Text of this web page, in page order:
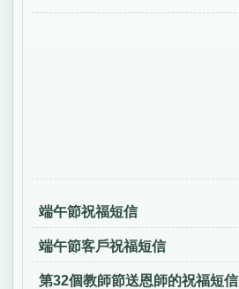
端午節祝福短信
端午節客戶祝福短信
第32個教師節送恩師的祝福短信